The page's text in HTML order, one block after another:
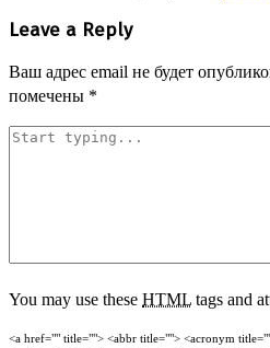
Leave a Reply
Ваш адрес email не будет
помечены *
You may use these HTML tags and
<a href="" title=""> <abbr title=""> <acronym